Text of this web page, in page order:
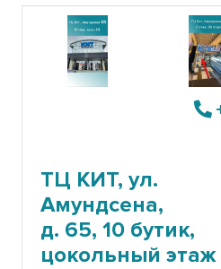
ТЦ КИТ, ул.
Амундсена,
д. 65, 10 бутик,
цокольный этаж